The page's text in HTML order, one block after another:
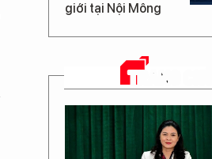
giới tại Nội Mông
TRANG CHỦ